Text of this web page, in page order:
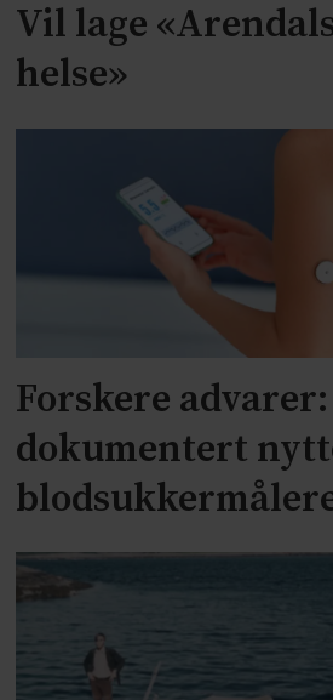
Vil lage
helse»
Forskere
dokumentert